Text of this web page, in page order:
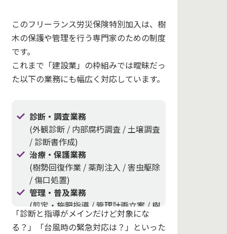
このフリーランス労災保険特別加入は、樹
木の保護や管理を行う専門家のための制度
です。
これまで「建設業」の枠組みでは曖昧だっ
た以下の業務にも幅広く対応しています。
診断・調査業務
(外観診断 / 内部腐朽調査 / 土壌調査
/ 診断書作成)
治療・保護業務
(樹勢回復作業 / 薬剤注入 / 害虫駆除
/ 傷口処置)
管理・普及業務
(剪定・施肥指導 / 管理計画立案 / 樹
木に関する教育活動)
「診断と指導がメインだけど対象にな
る？」「台風時の緊急対応は？」といった